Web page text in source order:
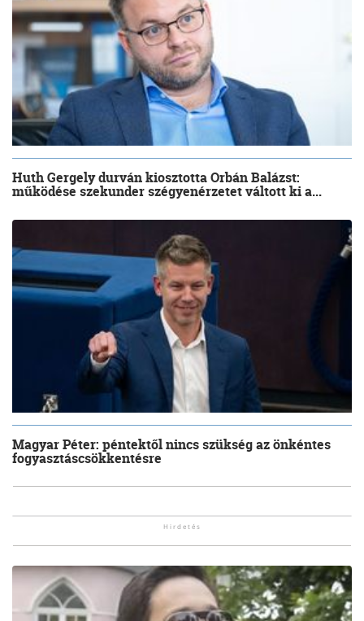
Huth Gergely durván kiosztotta Orbán Balázst:
működése szekunder szégyenérzetet váltott ki a...
Magyar Péter: péntektől nincs szükség az önkéntes
fogyasztáscsökkentésre